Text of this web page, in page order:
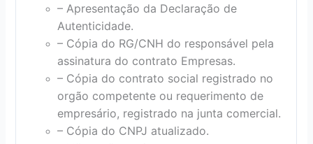
– Apresentação da Declaração de
Autenticidade.
– Cópia do RG/CNH do responsável pela
assinatura do contrato Empresas.
– Cópia do contrato social registrado no
orgão competente ou requerimento de
empresário, registrado na junta comercial.
– Cópia do CNPJ atualizado.